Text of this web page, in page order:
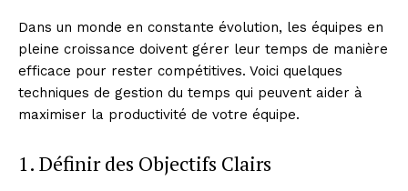
Dans un monde en constante évolution, les équipes en
pleine croissance doivent gérer leur temps de manière
efficace pour rester compétitives. Voici quelques
techniques de gestion du temps qui peuvent aider à
maximiser la productivité de votre équipe.
1. Définir des Objectifs Clairs